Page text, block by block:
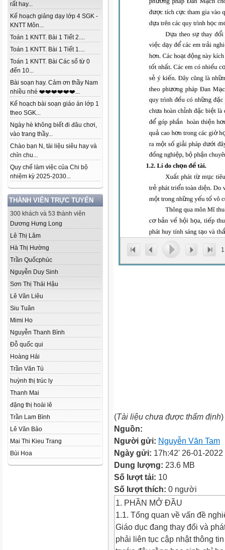
rất hay...
Kế hoạch giảng dạy lớp 4 SGK -
KNTT Môn...
Toán 1 KNTT. Bài 1 Tiết 2....
Toán 1 KNTT. Bài 1 Tiết 1....
Toán 1 KNTT. Bài Các số từ 0
đến 10...
Bài soạn hay. Cảm ơn thầy Nam
nhiều nhé ❤️❤️❤️❤️❤️❤️...
Kế hoạch bài soạn giáo án lớp 1
theo SGK...
Ngày hè không biết đi đâu chơi,
vào trang thầy...
Chào bạn N, tài liệu siêu hay và
chỉn chu...
Quy chế làm việc của Chi bộ
nhiệm kỳ 2025-2030...
THÀNH VIÊN TRỰC TUYẾN
300 khách và 53 thành viên
Dương Hưng Long
Lê Thị Lâm
Hà Thị Hường
Trần Quốcphúc
Nguyễn Duy Sinh
Sơn Thị Thái Hậu
Lê Văn Liêu
Siu Tuân
Mimi Ho
Nguyễn Thanh Bình
Đỗ quốc qui
Hoàng Hải
Trần Văn Tú
huỳnh thị trúc ly
Thanh Mai
đặng thị hoài lê
Trần Lam Bình
Lê Văn Bảo
Mai Thi Kieu Trang
Bùi Hoa
1
(Tài liệu chưa được thẩm định)
Nguồn:
Người gửi: Nguyễn Văn Tam
Ngày gửi: 17h:42' 26-01-2022
Dung lượng: 23.6 MB
Số lượt tải: 10
Số lượt thích: 0 người
1. PHẦN MỞ ĐẦU
1.1. Tổng quan về vấn đề
Giáo dục đang thay đổi và
phải liên tục cập nhật thông